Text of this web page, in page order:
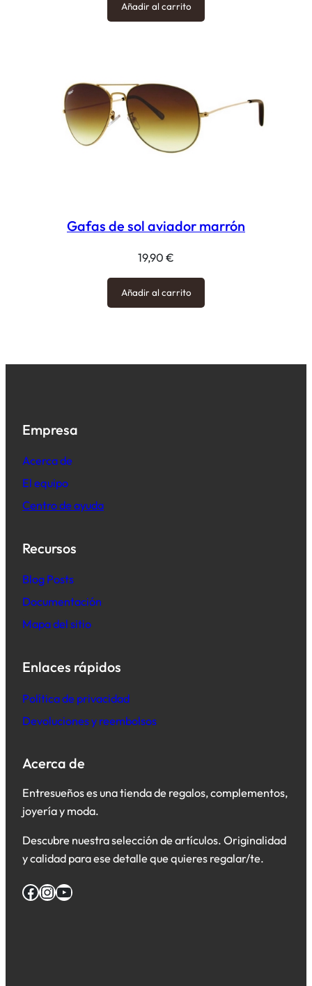
Añadir al carrito
Gafas de sol aviador marrón
19,90 €
Añadir al carrito
Empresa
Acerca de
El equipo
Centro de ayuda
Recursos
Blog Posts
Documentación
Mapa del sitio
Enlaces rápidos
Política de privacidad
Devoluciones y reembolsos
Acerca de
Entresueños es una tienda de regalos, complementos,
joyería y moda.
Descubre nuestra selección de artículos. Originalidad
y calidad para ese detalle que quieres regalar/te.
Facebook InstagramYouTube